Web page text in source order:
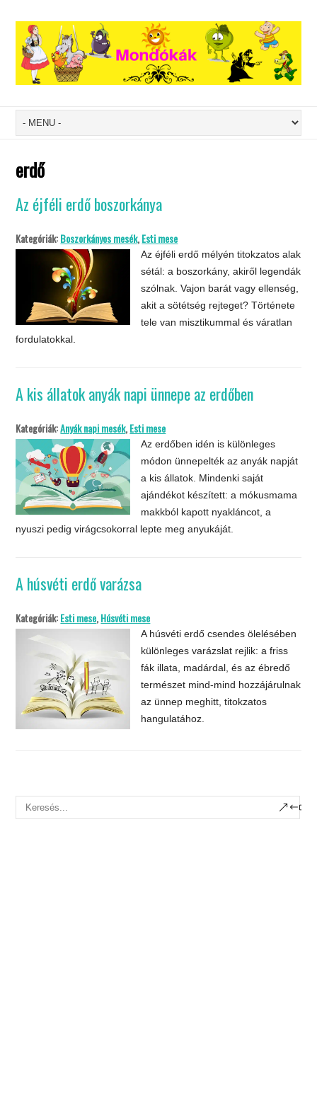
erdő
Az éjféli erdő boszorkánya
Kategóriák:Boszorkányos mesék,Esti mese
Az éjféli erdő mélyén titokzatos alak
sétál: a boszorkány, akiről legendák
szólnak. Vajon barát vagy ellenség,
akit a sötétség rejteget? Története
tele van misztikummal és váratlan
fordulatokkal.
A kis állatok anyák napi ünnepe az erdőben
Kategóriák:Anyák napi mesék,Esti mese
Az erdőben idén is különleges
módon ünnepelték az anyák napját
a kis állatok. Mindenki saját
ajándékot készített: a mókusmama
makkból kapott nyakláncot, a
nyuszi pedig virágcsokorral lepte meg anyukáját.
A húsvéti erdő varázsa
Kategóriák:Esti mese,Húsvéti mese
A húsvéti erdő csendes ölelésében
különleges varázslat rejlik: a friss
fák illata, madárdal, és az ébredő
természet mind-mind hozzájárulnak
az ünnep meghitt, titokzatos
hangulatához.